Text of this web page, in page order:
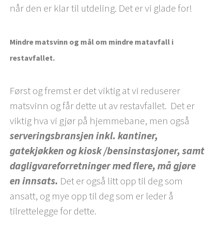
når den er klar til utdeling. Det er vi glade for!
Mindre matsvinn og mål om mindre matavfall i
restavfallet.
Først og fremst er det viktig at vi reduserer
matsvinn og får dette ut av restavfallet. Det er
viktig hva vi gjør på hjemmebane, men også
serveringsbransjen inkl. kantiner,
gatekjøkken og kiosk /bensinstasjoner, samt
dagligvareforretninger med flere, må gjøre
en innsats. Det er også litt opp til deg som
ansatt, og mye opp til deg som er leder å
tilrettelegge for dette.